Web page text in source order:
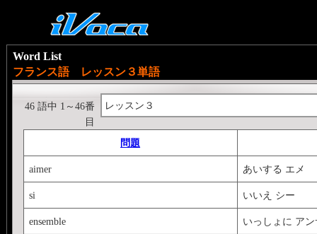
Word List
フランス語 レッスン３単語
レッスン３
46 語中 1～46番
目
問題
aimer あいする エメ
si いいえ シー
ensemble いっしょに ア